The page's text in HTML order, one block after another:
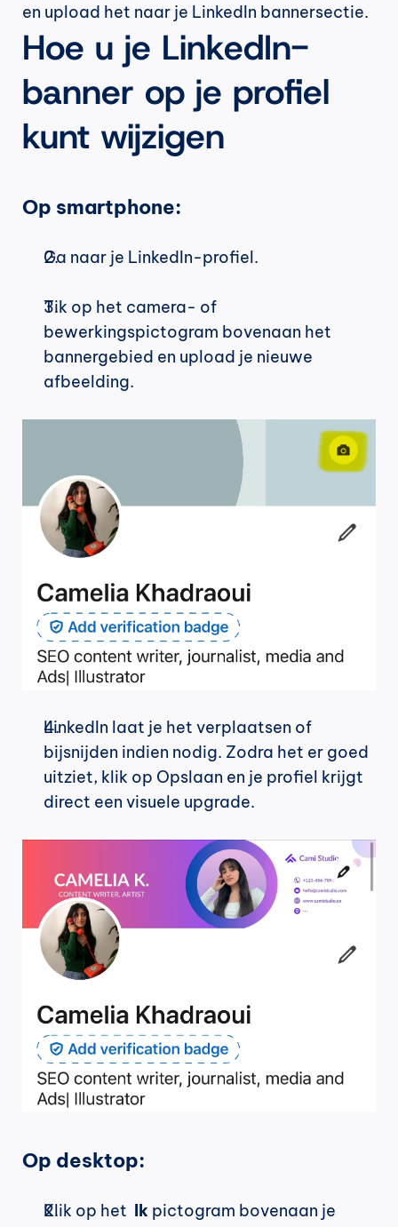
en upload het naar je LinkedIn bannersectie.
Hoe u je LinkedIn-
banner op je profiel
kunt wijzigen
Op smartphone:
Ga naar je LinkedIn-profiel.
Tik op het camera- of
bewerkingspictogram bovenaan het
bannergebied en upload je nieuwe
afbeelding.
LinkedIn laat je het verplaatsen of
bijsnijden indien nodig. Zodra het er goed
uitziet, klik op Opslaan en je profiel krijgt
direct een visuele upgrade.
Op desktop:
Klik op het Ik pictogram bovenaan je